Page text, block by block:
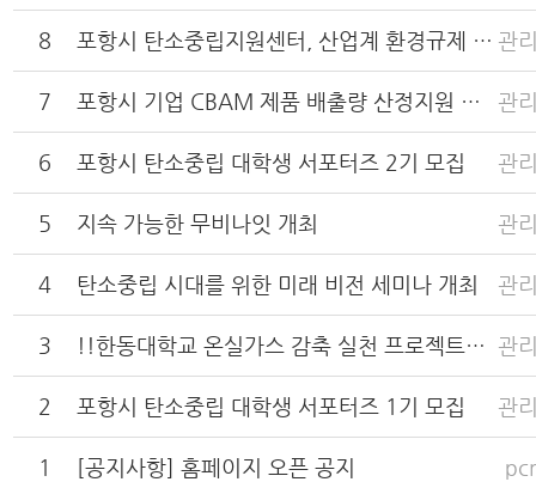
8 포항시 탄소중립지원센터, 산업계 환경규제 대응 지원사업 수요조사 실시 관
7 포항시 기업 CBAM 제품 배출량 산정지원 사업공고 관련 관
6 포항시 탄소중립 대학생 서포터즈 2기 모집 관
5 지속 가능한 무비나잇 개최 관
4 탄소중립 시대를 위한 미래 비전 세미나 개최 관
3 !!한동대학교 온실가스 감축 실천 프로젝트를 함께할 교내 학생팀을 모집합니다!! 관
2 포항시 탄소중립 대학생 서포터즈 1기 모집 관
1 [공지사항] 홈페이지 오픈 공지